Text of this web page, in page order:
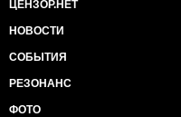
ЦЕНЗОР.НЕТ
НОВОСТИ
СОБЫТИЯ
РЕЗОНАНС
ФОТО